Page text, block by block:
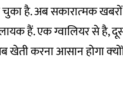
है. अब सकारात्‍मक
हैं. एक ग्‍वालियर से है,
खेती करना आसान होगा